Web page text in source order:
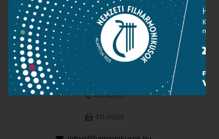
NEMZETI
FILHARMONIKUSOK
1095 Budapest, Komor Marcell u. 1. (Müpa)
411-6600
411-6699